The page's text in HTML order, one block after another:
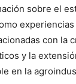
sobre el
con la
y la
en la